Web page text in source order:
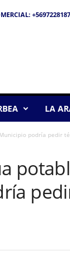
LA
podría pedir